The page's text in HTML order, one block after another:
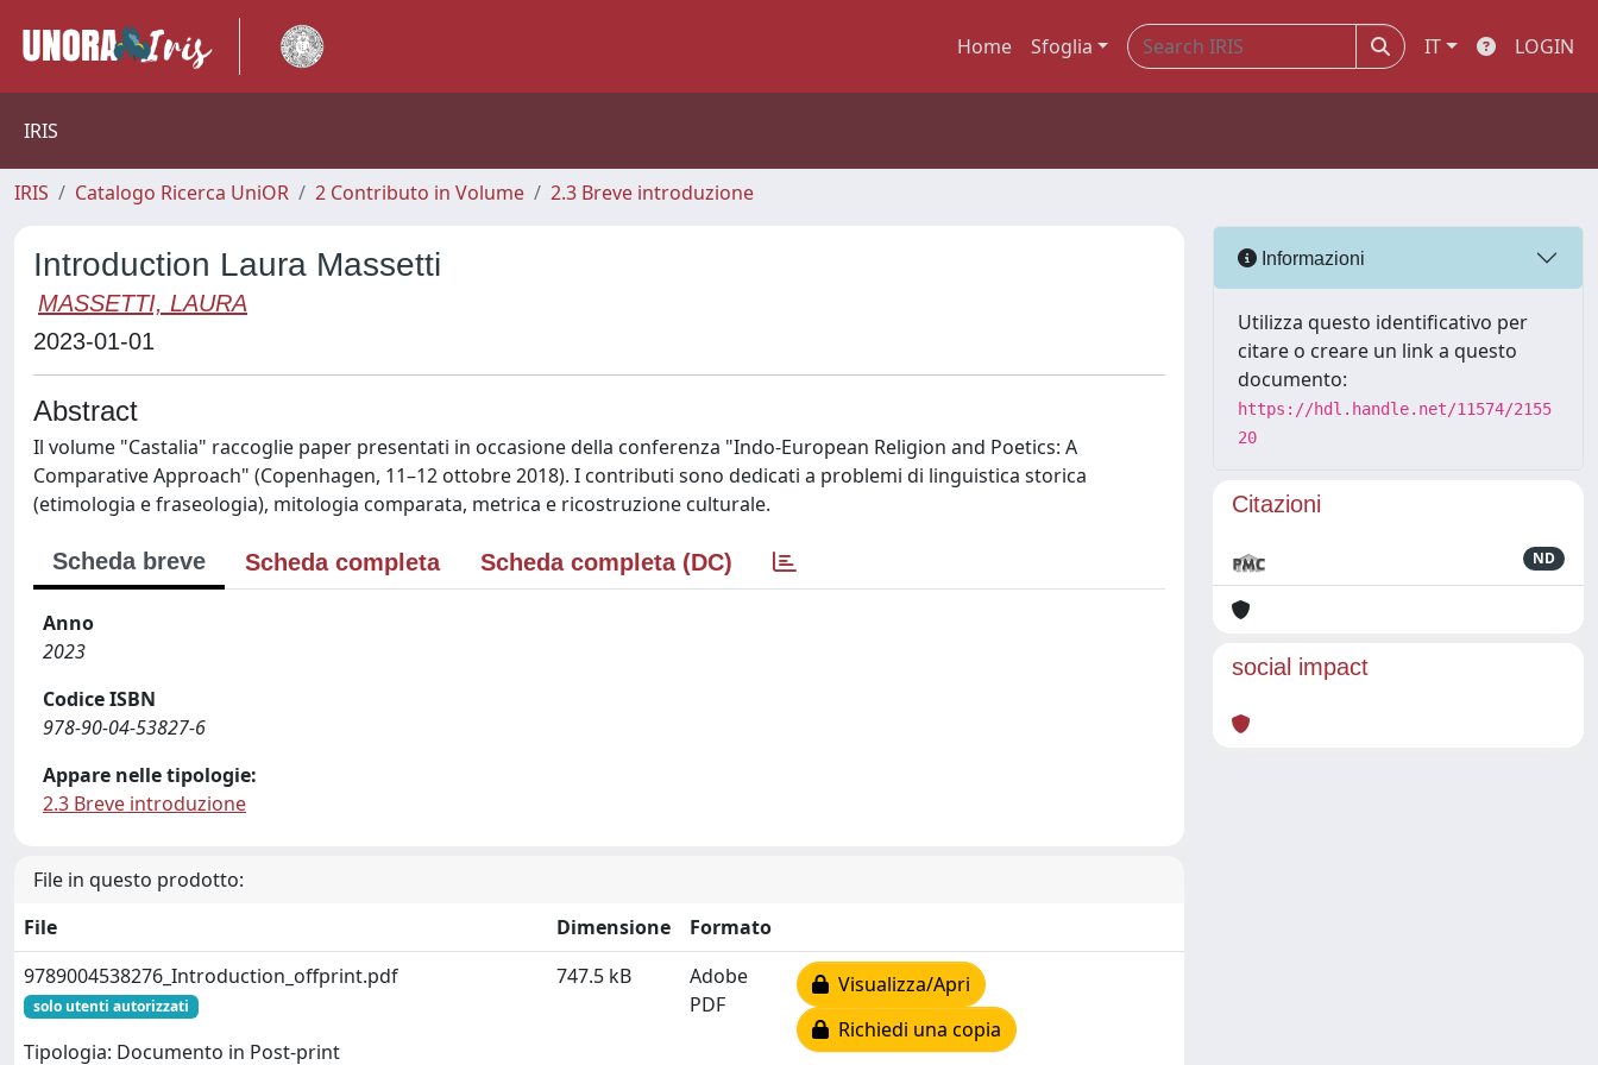
Home Sfoglia IT LOGIN
IRIS
IRIS Catalogo Ricerca UniOR 2 Contributo in Volume 2.3 Breve introduzione
Introduction Laura Massetti
MASSETTI, LAURA
2023-01-01
Abstract
Il volume "Castalia" raccoglie paper presentati in occasione della conferenza "Indo-European Religion and Poetics: A
Comparative Approach" (Copenhagen, 11–12 ottobre 2018). I contributi sono dedicati a problemi di linguistica storica
(etimologia e fraseologia), mitologia comparata, metrica e ricostruzione culturale.
Scheda breve Scheda completa Scheda completa (DC)
Anno
2023
Codice ISBN
978-90-04-53827-6
Appare nelle tipologie:
2.3 Breve introduzione
File in questo prodotto:
File
Dimensione
Formato
9789004538276_Introduction_offprint.pdf
solo utenti autorizzati
Tipologia: Documento in Post-print
747.5 kB
Adobe
PDF
Visualizza/Apri
Richiedi una copia
Informazioni
Utilizza questo identificativo per
citare o creare un link a questo
documento:
https://hdl.handle.net/11574/2155
20
Citazioni
ND
social impact